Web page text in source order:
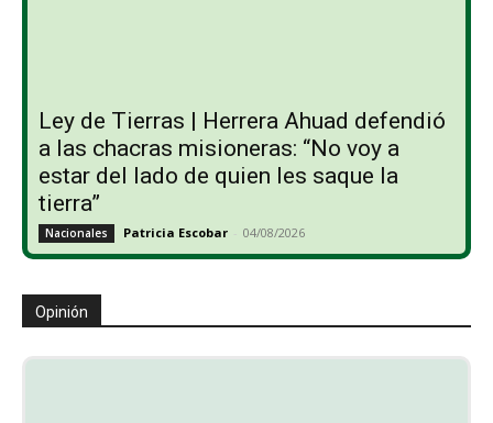
Ley de Tierras | Herrera Ahuad defendió
a las chacras misioneras: “No voy a
estar del lado de quien les saque la
tierra”
Nacionales Patricia Escobar - 04/08/2026
Opinión